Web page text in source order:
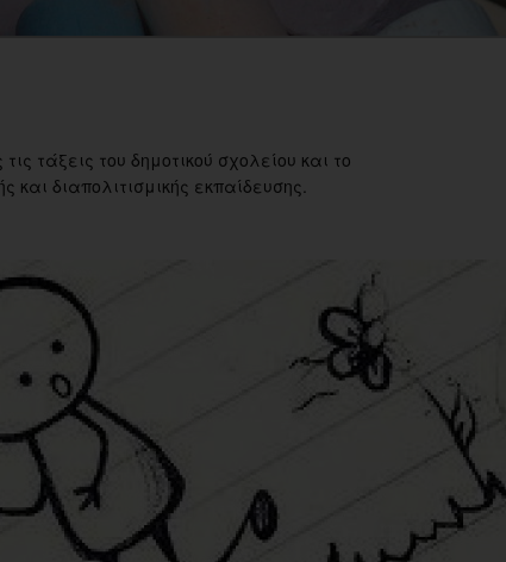
τάξεις του δημοτικού σχολείου και το
και διαπολιτισμικής εκπαίδευσης.